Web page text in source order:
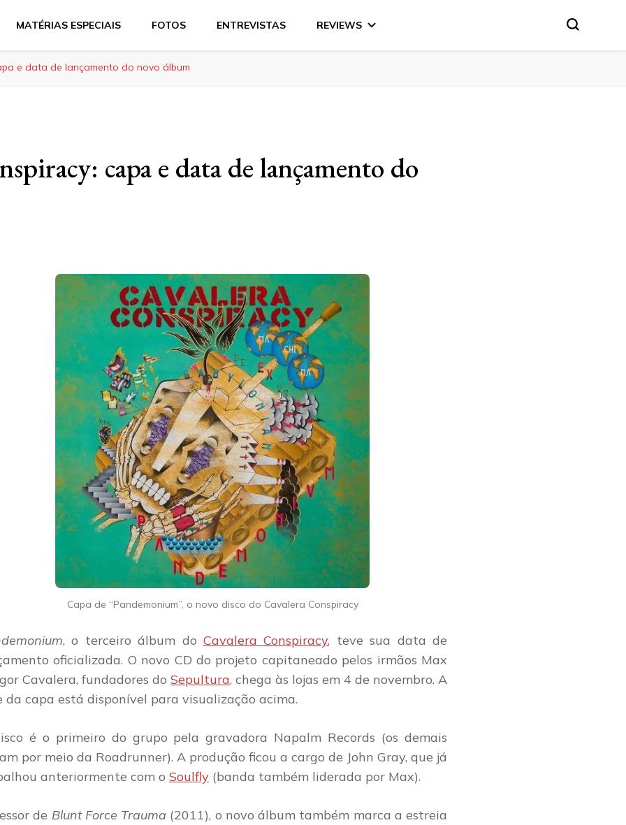
MATÉRIAS ESPECIAIS FOTOS ENTREVISTAS REVIEWS
e data de lançamento do novo álbum
capa e data de lançamento do
Capa de “Pandemonium”, o novo disco do Cavalera Conspiracy
, o terceiro álbum do Cavalera Conspiracy, teve sua data de
oficializada. O novo CD do projeto capitaneado pelos irmãos Max
Cavalera, fundadores do Sepultura, chega às lojas em 4 de novembro. A
da capa está disponível para visualização acima.
é o primeiro do grupo pela gravadora Napalm Records (os demais
por meio da Roadrunner). A produção ficou a cargo de John Gray, que já
anteriormente com o Soulfly (banda também liderada por Max).
de Blunt Force Trauma (2011), o novo álbum também marca a estreia